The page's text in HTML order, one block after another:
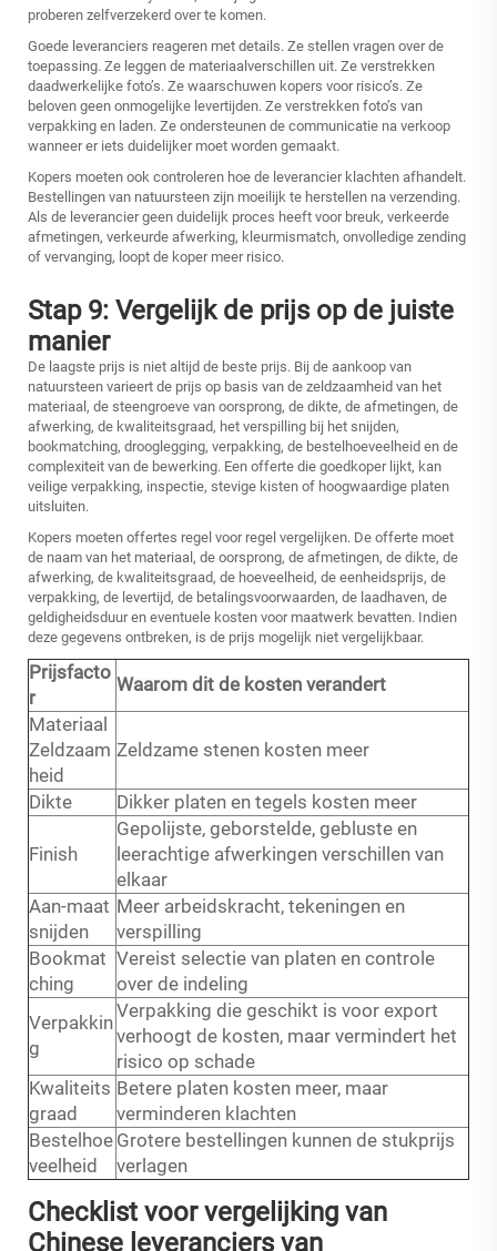
proberen zelfverzekerd over te komen.
Goede leveranciers reageren met details. Ze stellen vragen over de
toepassing. Ze leggen de materiaalverschillen uit. Ze verstrekken
daadwerkelijke foto’s. Ze waarschuwen kopers voor risico’s. Ze
beloven geen onmogelijke levertijden. Ze verstrekken foto’s van
verpakking en laden. Ze ondersteunen de communicatie na verkoop
wanneer er iets duidelijker moet worden gemaakt.
Kopers moeten ook controleren hoe de leverancier klachten afhandelt.
Bestellingen van natuursteen zijn moeilijk te herstellen na verzending.
Als de leverancier geen duidelijk proces heeft voor breuk, verkeerde
afmetingen, verkeurde afwerking, kleurmismatch, onvolledige zending
of vervanging, loopt de koper meer risico.
Stap 9: Vergelijk de prijs op de juiste
manier
De laagste prijs is niet altijd de beste prijs. Bij de aankoop van
natuursteen varieert de prijs op basis van de zeldzaamheid van het
materiaal, de steengroeve van oorsprong, de dikte, de afmetingen, de
afwerking, de kwaliteitsgraad, het verspilling bij het snijden,
bookmatching, drooglegging, verpakking, de bestelhoeveelheid en de
complexiteit van de bewerking. Een offerte die goedkoper lijkt, kan
veilige verpakking, inspectie, stevige kisten of hoogwaardige platen
uitsluiten.
Kopers moeten offertes regel voor regel vergelijken. De offerte moet
de naam van het materiaal, de oorsprong, de afmetingen, de dikte, de
afwerking, de kwaliteitsgraad, de hoeveelheid, de eenheidsprijs, de
verpakking, de levertijd, de betalingsvoorwaarden, de laadhaven, de
geldigheidsduur en eventuele kosten voor maatwerk bevatten. Indien
deze gegevens ontbreken, is de prijs mogelijk niet vergelijkbaar.
Prijsfacto
r
Waarom dit de kosten verandert
Materiaal
Zeldzaam
heid
Zeldzame stenen kosten meer
Dikte Dikker platen en tegels kosten meer
Finish
Gepolijste, geborstelde, gebluste en
leerachtige afwerkingen verschillen van
elkaar
Aan-maat
snijden
Meer arbeidskracht, tekeningen en
verspilling
Bookmat
ching
Vereist selectie van platen en controle
over de indeling
Verpakkin
g
Verpakking die geschikt is voor export
verhoogt de kosten, maar vermindert het
risico op schade
Kwaliteits
graad
Betere platen kosten meer, maar
verminderen klachten
Bestelhoe
veelheid
Grotere bestellingen kunnen de stukprijs
verlagen
Checklist voor vergelijking van
Chinese leveranciers van